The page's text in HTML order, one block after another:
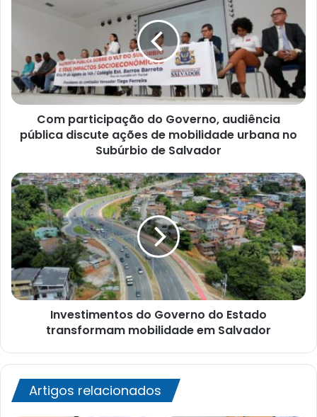
pública
discute
ações
de
mobilidade
urbana
de
Salvador
Com participação do Governo, audiência
pública discute ações de mobilidade urbana no
Subúrbio de Salvador
Investimentos
do
Governo
do
Estado
transformam
mobilidade
em
Salvador
Investimentos do Governo do Estado
transformam mobilidade em Salvador
Artigos relacionados